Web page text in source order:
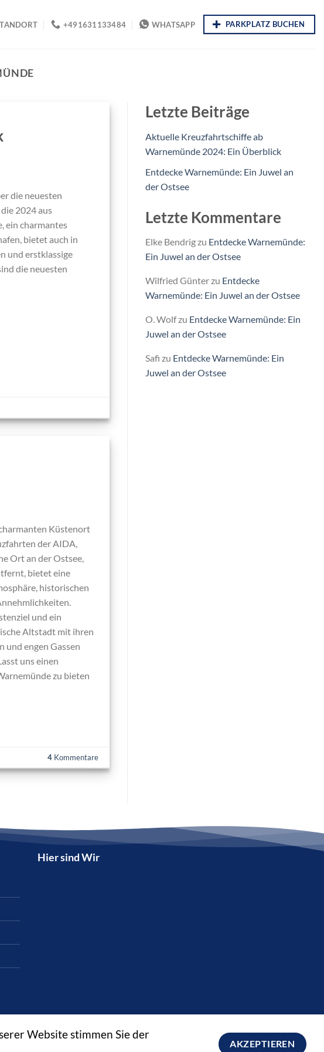
+491631133484 WHATSAPP PARKPLATZ BUCHEN
die neuesten
2024 aus
ein charmantes
bietet auch in
und erstklassige
die neuesten
Küstenort
der AIDA,
Ort an der Ostsee,
bietet eine
historischen
und ein
Altstadt mit ihren
und engen Gassen
uns einen
zu bieten
4Kommentare
Letzte Beiträge
Aktuelle Kreuzfahrtschiffe ab
Warnemünde 2024: Ein Überblick
Entdecke Warnemünde: Ein Juwel an
der Ostsee
Letzte Kommentare
Elke Bendrigzu Entdecke Warnemünde:
Ein Juwel an der Ostsee
Wilfried Günterzu Entdecke
Warnemünde: Ein Juwel an der Ostsee
O. Wolfzu Entdecke Warnemünde: Ein
Juwel an der Ostsee
Safi zu Entdecke Warnemünde: Ein
Juwel an der Ostsee
Hier sind Wir
Website stimmen Sie der
AKZEPTIEREN